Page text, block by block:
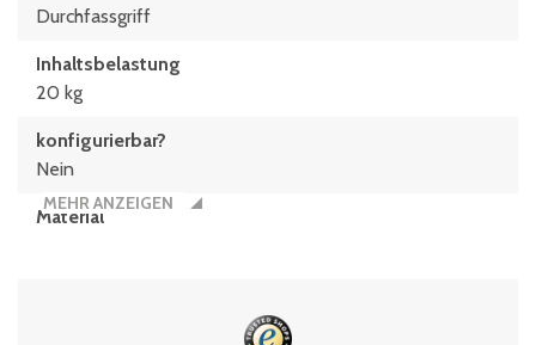
Durchfassgriff
Inhaltsbelastung
20 kg
konfigurierbar?
Nein
Material
MEHR ANZEIGEN